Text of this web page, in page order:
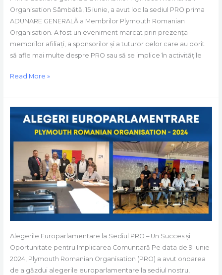
Organisation Sâmbătă, 15 iunie, a avut loc la sediul PRO prima
ADUNARE GENERALĂ a Membrilor Plymouth Romanian
Organisation. A fost un eveniment marcat prin prezența
membrilor afiliați, a sponsorilor și a tuturor celor care au dorit
să afle mai multe despre PRO sau să se implice în activitățile
Membrilor
PRO
Read More »
Alegerile Europarlamentare la Sediul PRO – Un Succes și
Oportunitate pentru Implicarea Comunitară Pe data de 9 iunie
2024, Plymouth Romanian Organisation (PRO) a avut onoarea
de a găzdui alegerile europarlamentare la sediul nostru,
Europarlamentare